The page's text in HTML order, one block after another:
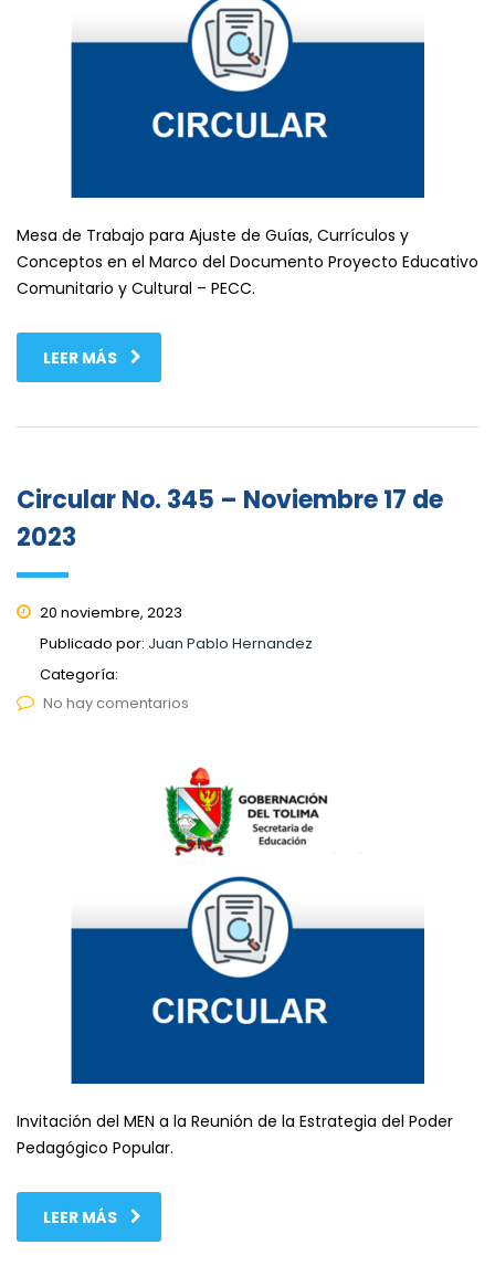
Mesa de Trabajo para Ajuste de Guías, Currículos y
Conceptos en el Marco del Documento Proyecto Educativo
Comunitario y Cultural – PECC.
LEER MÁS
Circular No. 345 – Noviembre 17 de
2023
20 noviembre, 2023
Publicado por: Juan Pablo Hernandez
Categoría:
No hay comentarios
Invitación del MEN a la Reunión de la Estrategia del Poder
Pedagógico Popular.
LEER MÁS